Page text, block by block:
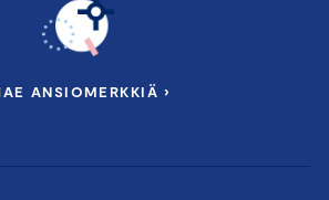
ANSIOMERKKIÄ ›